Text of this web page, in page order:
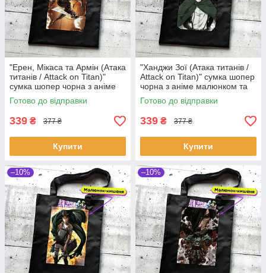
"Ерен, Мікаса та Армін (Атака
титанів / Attack on Titan)"
сумка шопер чорна з аніме
малюнком та кишенею
Готово до відправки
339 ₴ 377 ₴
Купити
"Ханджи Зої (Атака титанів /
Attack on Titan)" сумка шопер
чорна з аніме малюнком та
кишенею
Готово до відправки
339 ₴ 377 ₴
Купити
–10% –10%